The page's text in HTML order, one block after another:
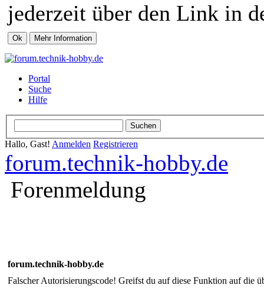
jederzeit über den Link in
Portal
Suche
Hilfe
Hallo, Gast! Anmelden Registrieren
forum.technik-hobby.de
Forenmeldung
forum.technik-hobby.de
Falscher Autorisierungscode! Greifst du auf diese Funktion auf die